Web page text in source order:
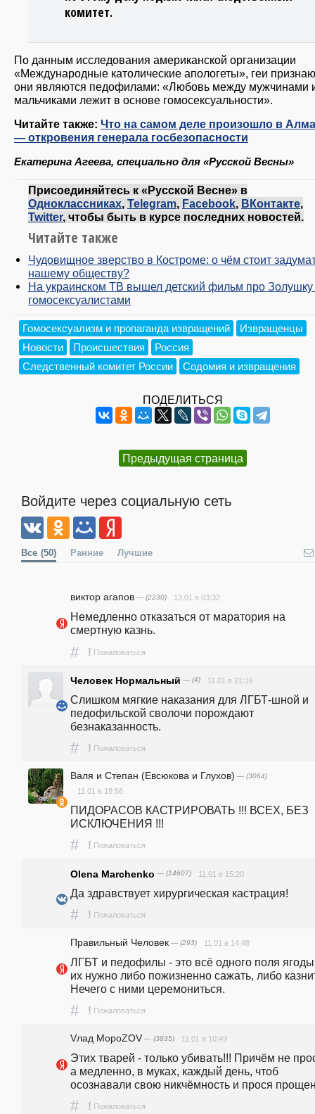
комитет.
По данным исследования американской организации
«Международные католические апологеты», геи
они являются педофилами: «Любовь между мужчинами
мальчиками лежит в основе гомосексуальности».
Читайте также: Что на самом деле произошло в
— откровения генерала госбезопасности
Екатерина Агеева, специально для «Русской Весны»
Присоединяйтесь к «Русской Весне» в
Одноклассниках Telegram Facebook ВКонтакте
Twitter, чтобы быть в курсе последних новостей.
Читайте также
Чудовищное зверство в Костроме: о чём стоит
нашему обществу?
На украинском ТВ вышел детский фильм про Золушку
гомосексуалистами
Гомосексуализм и пропаганда извращений
Извращенцы
Новости
Происшествия
Россия
Следственный комитет России
Содомия и извращения
ПОДЕЛИТЬСЯ
Предыдущая страница
Войдите через социальную сеть
Все (50) Ранние Лучшие
виктор агапов — (2230) 13.01 в 03:32
Немедленно отказаться от маратория на
смертную казнь.
# ! Пожаловаться
Человек Нормальный — (4) 11.01 в 21:16
Слишком мягкие наказания для ЛГБТ-шной и
педофильской сволочи порождают
безнаказанность.
# ! Пожаловаться
Валя и Степан (Евсюкова и Глухов) — (3064)
11.01 в 18:56
ПИДОРАСОВ КАСТРИРОВАТЬ !!! ВСЕХ, БЕЗ
ИСКЛЮЧЕНИЯ !!!
# ! Пожаловаться
Olena Marchenko — (14607) 11.01 в 15:20
Да здравствует хирургическая кастрация!
# ! Пожаловаться
Правильный Человек — (293) 11.01 в 14:48
ЛГБТ и педофилы - это всё одного поля
их нужно либо пожизненно сажать, либо
Нечего с ними церемониться.
# ! Пожаловаться
Vлад МороZОV — (3835) 11.01 в 10:49
Этих тварей - только убивать!!! Причём не
а медленно, в муках, каждый день, чтоб
осознавали свою никчёмность и прося
# ! Пожаловаться